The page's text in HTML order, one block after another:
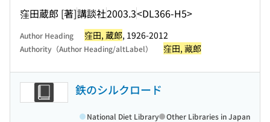
窪田蔵郎 [著]講談社2003.3<DL366-H5>
Author Heading 窪田, 蔵郎, 1926-2012
Authority（Author Heading/altLabel） 窪田, 藏郎
鉄のシルクロード
National Diet Library Other Libraries in Japan